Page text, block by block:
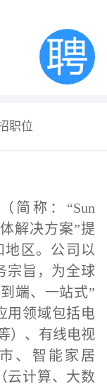
职位
简称：“Sun
解决方案”提
地区。公司以
宗旨，为全球
端、一站式”
用领域包括电
）、有线电视
、智能家居
云计算、大数